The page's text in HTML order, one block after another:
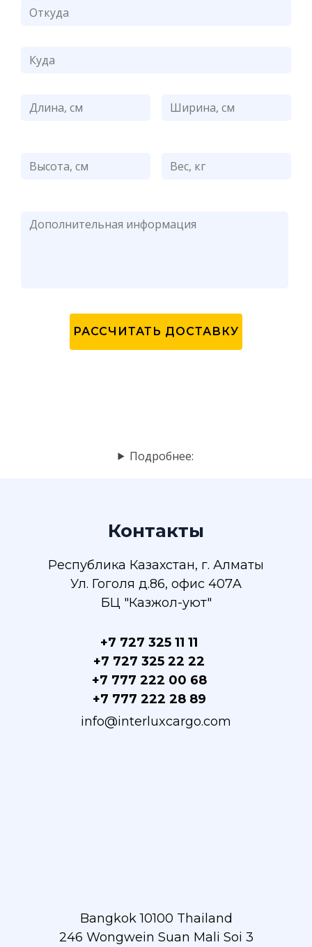
Подробнее:
Контакты
Республика Казахстан, г. Алматы
Ул. Гоголя д.86, офис 407A
БЦ "Казжол-уют"
+7 727 325 11 11
+7 727 325 22 22
+7 777 222 00 68
+7 777 222 28 89
info@interluxcargo.com
Bangkok 10100 Thailand
246 Wongwein Suan Mali Soi 3